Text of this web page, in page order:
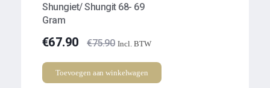
Shungiet/ Shungit 68- 69
Gram
€67.90 €75.90 Incl. BTW
Toevoegen aan winkelwagen